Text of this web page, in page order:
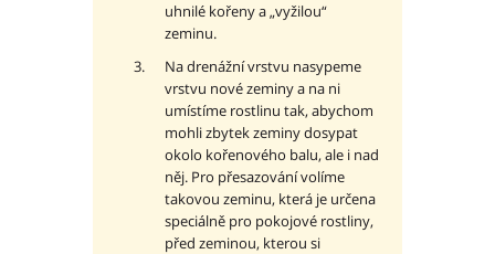
uhnilé kořeny a „vyžilou“
zeminu.
Na drenážní vrstvu nasypeme
vrstvu nové zeminy a na ni
umístíme rostlinu tak, abychom
mohli zbytek zeminy dosypat
okolo kořenového balu, ale i nad
něj. Pro přesazování volíme
takovou zeminu, která je určena
speciálně pro pokojové rostliny,
před zeminou, kterou si